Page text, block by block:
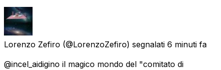
Lorenzo Zefiro (@LorenzoZefiro) segnalati 6 minuti fa
@incel_aidigino il magico mondo del "comitato di